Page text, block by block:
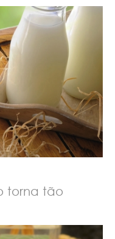
torna tão